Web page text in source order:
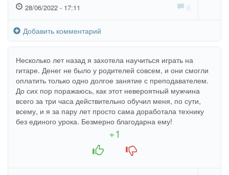
28/06/2022 - 17:11 0
Добавить комментарий
Несколько лет назад я захотела научиться играть на
гитаре. Денег не было у родителей совсем, и они смогли
оплатить только одно долгое занятие с преподавателем.
До сих пор поражаюсь, как этот невероятный мужчина
всего за три часа действительно обучил меня, по сути,
всему, и я за пару лет просто сама доработала технику
без единого урока. Безмерно благодарна ему!
+1